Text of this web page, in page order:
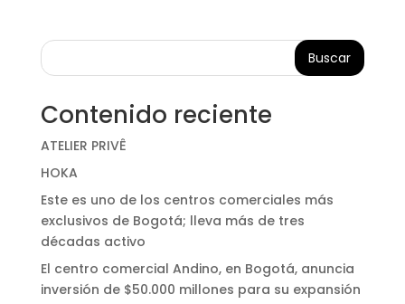
Buscar
Contenido reciente
ATELIER PRIVÊ
HOKA
Este es uno de los centros comerciales más
exclusivos de Bogotá; lleva más de tres
décadas activo
El centro comercial Andino, en Bogotá, anuncia
inversión de $50.000 millones para su expansión